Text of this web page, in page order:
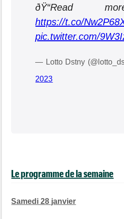
ðŸ“Read
https://t.co/
pic.twitter.com/
— Lotto Dstny
2023
Le programme de la semaine
Samedi 28 janvier